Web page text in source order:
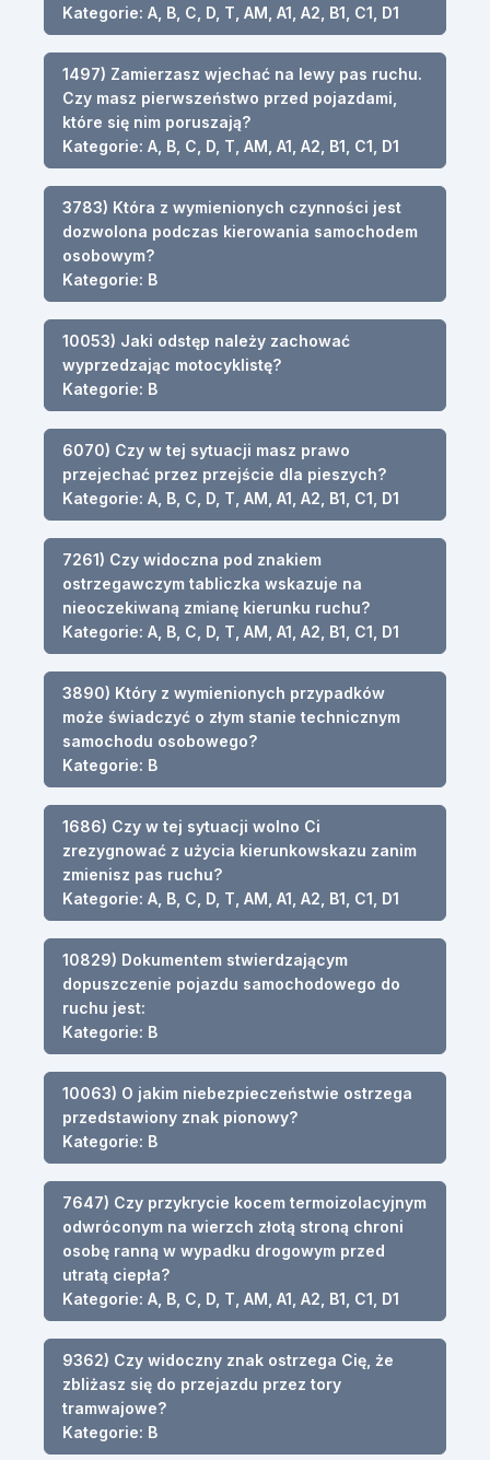
Kategorie: A, B, C, D, T, AM, A1, A2, B1, C1, D1
1497) Zamierzasz wjechać na lewy pas ruchu.
Czy masz pierwszeństwo przed pojazdami,
które się nim poruszają?
Kategorie: A, B, C, D, T, AM, A1, A2, B1, C1, D1
3783) Która z wymienionych czynności jest
dozwolona podczas kierowania samochodem
osobowym?
Kategorie: B
10053) Jaki odstęp należy zachować
wyprzedzając motocyklistę?
Kategorie: B
6070) Czy w tej sytuacji masz prawo
przejechać przez przejście dla pieszych?
Kategorie: A, B, C, D, T, AM, A1, A2, B1, C1, D1
7261) Czy widoczna pod znakiem
ostrzegawczym tabliczka wskazuje na
nieoczekiwaną zmianę kierunku ruchu?
Kategorie: A, B, C, D, T, AM, A1, A2, B1, C1, D1
3890) Który z wymienionych przypadków
może świadczyć o złym stanie technicznym
samochodu osobowego?
Kategorie: B
1686) Czy w tej sytuacji wolno Ci
zrezygnować z użycia kierunkowskazu zanim
zmienisz pas ruchu?
Kategorie: A, B, C, D, T, AM, A1, A2, B1, C1, D1
10829) Dokumentem stwierdzającym
dopuszczenie pojazdu samochodowego do
ruchu jest:
Kategorie: B
10063) O jakim niebezpieczeństwie ostrzega
przedstawiony znak pionowy?
Kategorie: B
7647) Czy przykrycie kocem termoizolacyjnym
odwróconym na wierzch złotą stroną chroni
osobę ranną w wypadku drogowym przed
utratą ciepła?
Kategorie: A, B, C, D, T, AM, A1, A2, B1, C1, D1
9362) Czy widoczny znak ostrzega Cię, że
zbliżasz się do przejazdu przez tory
tramwajowe?
Kategorie: B